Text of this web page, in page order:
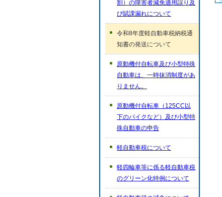
割）の障害者減免適用誤り及
び賦課漏れについて
令和8年度軽自動車税納税通
知書の発送について
原動機付自転車及び小型特殊
自動車は、一時抹消制度があ
りません。
原動機付自転車（125CC以
下のバイクなど）及び小型特
殊自動車の申告
軽自動車税について
軽四輪車等に係る軽自動車税
のグリーン化特例について